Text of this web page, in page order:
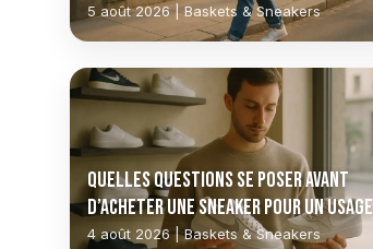
5 août 2026 | Baskets & Sneakers
Quelles questions se poser avant
d’acheter une sneaker pour un usage
quotidien ?
4 août 2026 | Baskets & Sneakers